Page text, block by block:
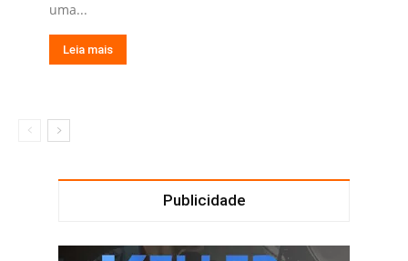
uma...
Leia mais
Publicidade